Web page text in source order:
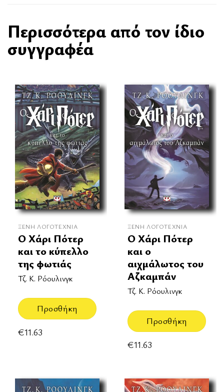
Περισσότερα από τον ίδιο
συγγραφέα
ΞΈΝΗ ΛΟΓΟΤΕΧΝΊΑ
Ο Χάρι Πότερ
και το κύπελλο
της φωτιάς
Τζ. Κ. Ρόουλινγκ
Προσθήκη
€11.63
ΞΈΝΗ ΛΟΓΟΤΕΧΝΊΑ
Ο Χάρι Πότερ
και ο
αιχμάλωτος του
Αζκαμπάν
Τζ. Κ. Ρόουλινγκ
Προσθήκη
€11.63